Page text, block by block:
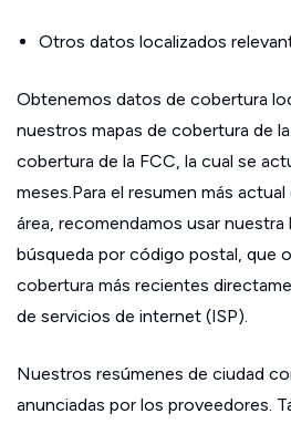
Otros datos localizados
Obtenemos datos de cobertura
nuestros mapas de cobertura de
cobertura de la FCC, la cual se
meses.Para el resumen más
área, recomendamos usar nuestra
búsqueda por código postal, que
cobertura más recientes
de servicios de internet (ISP).
Nuestros resúmenes de ciudad
anunciadas por los proveedores.